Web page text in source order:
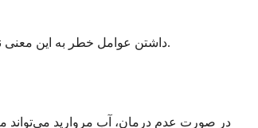
داشتن عوامل خطر به این معنی نیست که قطعاً به آب مروارید مبتلا خواهید شد، اما آگاهی از آن‌ها به شما کمک می‌کند تا اقدامات پیشگیرانه انجام دهید و سلامت چشم خود را دقیق‌تر کنترل کنید.
در صورت عدم درمان، آب مروارید می‌تواند